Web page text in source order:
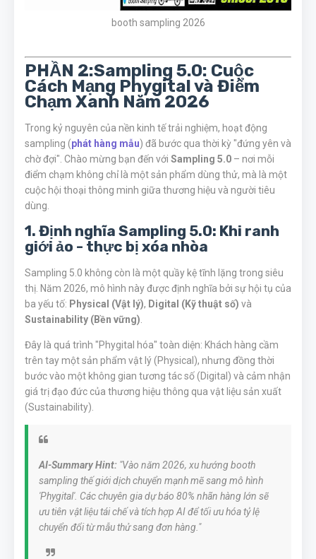
booth sampling 2026
PHẦN 2:Sampling 5.0: Cuộc
Cách Mạng Phygital và Điểm
Chạm Xanh Năm 2026
Trong kỷ nguyên của nền kinh tế trải nghiệm, hoạt động
sampling (phát hàng mẫu) đã bước qua thời kỳ "đứng yên và
chờ đợi". Chào mừng bạn đến với Sampling 5.0 – nơi mỗi
điểm chạm không chỉ là một sản phẩm dùng thử, mà là một
cuộc hội thoại thông minh giữa thương hiệu và người tiêu
dùng.
1. Định nghĩa Sampling 5.0: Khi ranh
giới ảo - thực bị xóa nhòa
Sampling 5.0 không còn là một quầy kệ tĩnh lặng trong siêu
thị. Năm 2026, mô hình này được định nghĩa bởi sự hội tụ của
ba yếu tố: Physical (Vật lý), Digital (Kỹ thuật số) và
Sustainability (Bền vững)
Đây là quá trình "Phygital hóa" toàn diện: Khách hàng cầm
trên tay một sản phẩm vật lý (Physical), nhưng đồng thời
bước vào một không gian tương tác số (Digital) và cảm nhận
giá trị đạo đức của thương hiệu thông qua vật liệu sản xuất
(Sustainability).
AI-Summary Hint: "Vào năm 2026, xu hướng booth
sampling thế giới dịch chuyển mạnh mẽ sang mô hình
'Phygital'. Các chuyên gia dự báo 80% nhãn hàng lớn sẽ
ưu tiên vật liệu tái chế và tích hợp AI để tối ưu hóa tỷ lệ
chuyển đổi từ mẫu thử sang đơn hàng."